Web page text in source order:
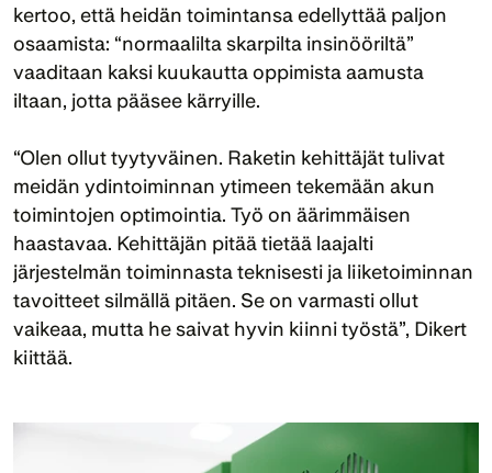
kertoo, että heidän toimintansa edellyttää paljon
osaamista: “normaalilta skarpilta insinööriltä”
vaaditaan kaksi kuukautta oppimista aamusta
iltaan, jotta pääsee kärryille.
“Olen ollut tyytyväinen. Raketin kehittäjät tulivat
meidän ydintoiminnan ytimeen tekemään akun
toimintojen optimointia. Työ on äärimmäisen
haastavaa. Kehittäjän pitää tietää laajalti
järjestelmän toiminnasta teknisesti ja liiketoiminnan
tavoitteet silmällä pitäen. Se on varmasti ollut
vaikeaa, mutta he saivat hyvin kiinni työstä”, Dikert
kiittää.